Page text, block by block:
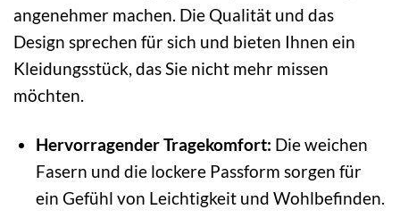
angenehmer machen. Die Qualität und das
Design sprechen für sich und bieten Ihnen ein
Kleidungsstück, das Sie nicht mehr missen
möchten.
Hervorragender Tragekomfort: Die weichen
Fasern und die lockere Passform sorgen für
ein Gefühl von Leichtigkeit und Wohlbefinden.